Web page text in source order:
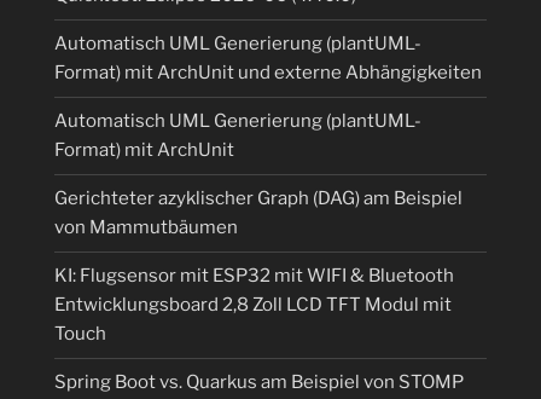
Automatisch UML Generierung (plantUML-
Format) mit ArchUnit und externe Abhängigkeiten
Automatisch UML Generierung (plantUML-
Format) mit ArchUnit
Gerichteter azyklischer Graph (DAG) am Beispiel
von Mammutbäumen
KI: Flugsensor mit ESP32 mit WIFI & Bluetooth
Entwicklungsboard 2,8 Zoll LCD TFT Modul mit
Touch
Spring Boot vs. Quarkus am Beispiel von STOMP